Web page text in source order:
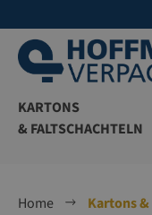
KARTONS
& FALTSCHACHTELN
Home
Kartons